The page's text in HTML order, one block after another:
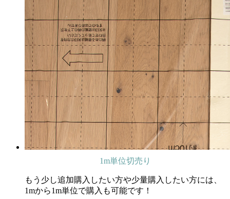
1m単位切売り
もう少し追加購入したい方や少量購入したい方には、
1mから1m単位で購入も可能です！